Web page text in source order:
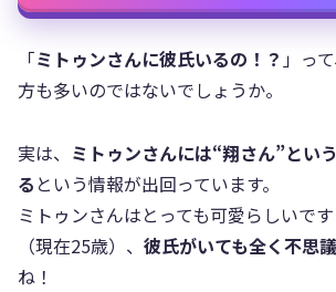
「ミトゥンさんに彼氏いるの！？ 」っ
方も多いのではないでしょうか。
実は、 ミトゥンさんには“翔さん”とい
る という情報が出回っています。
ミトゥンさんはとっても可愛らしいで
（現在25歳）、 彼氏がいても全く不思
ね！